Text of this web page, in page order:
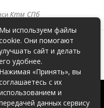
Ктм СПб
Мы используем файлы
Они помогают
сайт и делать
удобнее.
Нажимая «Принять», вы
с их
и
данных сервису